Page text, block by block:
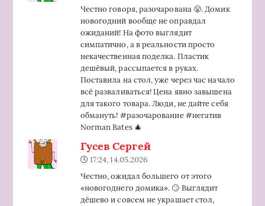
Честно говоря, разочарована 😤. Домик
новогодний вообще не оправдал
ожиданий! На фото выглядит
симпатично, а в реальности просто
некачественная поделка. Пластик
дешёвый, рассыпается в руках.
Поставила на стол, уже через час начало
всё разваливаться! Цена явно завышена
для такого товара. Люди, не дайте себя
обмануть! #разочарование #негатив
Norman Bates 🎄
Гусев Сергей
17:24, 14.05.2026
Честно, ожидал большего от этого
«новогоднего домика». 🙄 Выглядит
дёшево и совсем не украшает стол,